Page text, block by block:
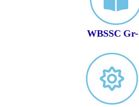
WBSSC